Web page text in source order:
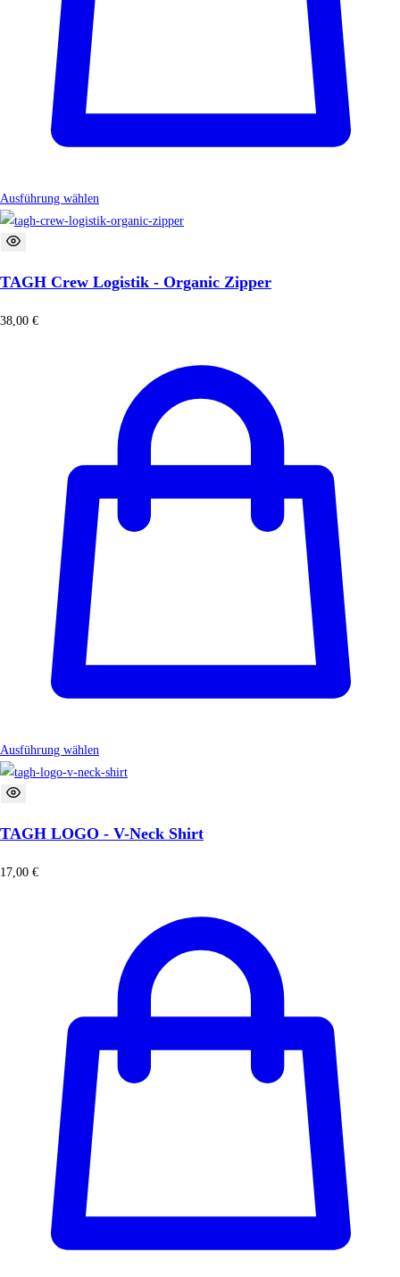
Ausführung wählen
TAGH Crew Logistik - Organic Zipper
38,00 €
Ausführung wählen
TAGH LOGO - V-Neck Shirt
17,00 €